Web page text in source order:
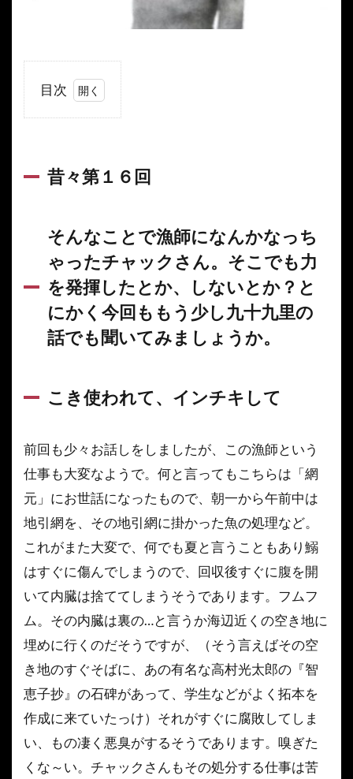
目次
６回
なこ
とで
漁師
にな
んか
なっ
ちゃ
った
さ
でも
力を
発揮
した
か、
しな
か？
とに
今回
もも
し九
十九
話で
も聞
みま
昔々第１６回
そんなことで漁師になんかなっち
ゃったチャックさん。そこでも力
を発揮したとか、しないとか？と
にかく今回ももう少し九十九里の
話でも聞いてみましょうか。
こき使われて、インチキして
前回も少々お話しをしましたが、この漁師という
仕事も大変なようで。何と言ってもこちらは「網
元」にお世話になったもので、朝一から午前中は
地引網を、その地引網に掛かった魚の処理など。
これがまた大変で、何でも夏と言うこともあり鰯
はすぐに傷んでしまうので、回収後すぐに腹を開
いて内臓は捨ててしまうそうであります。フムフ
ム。その内臓は裏の…と言うか海辺近くの空き地に
埋めに行くのだそうですが、（そう言えばその空
き地のすぐそばに、あの有名な高村光太郎の『智
恵子抄』の石碑があって、学生などがよく拓本を
作成に来ていたっけ）それがすぐに腐敗してしま
い、もの凄く悪臭がするそうであります。嗅ぎた
くな～い。チャックさんもその処分する仕事は苦